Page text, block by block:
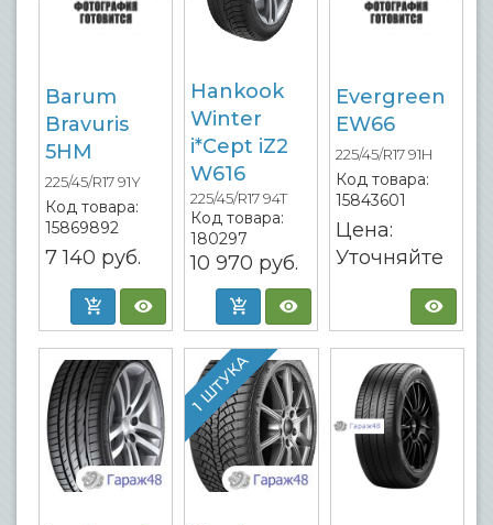
Barum
Bravuris
5HM
225/45/R17 91Y
Код товара:
15869892
7 140 руб.
Hankook
Winter
i*Cept iZ2
W616
225/45/R17 94T
Код товара:
180297
10 970 руб.
Evergreen
EW66
225/45/R17 91H
Код товара:
15843601
Цена:
Уточняйте
1 ШТУКА